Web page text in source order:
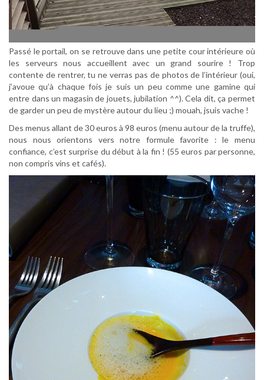
Passé le portail, on se retrouve dans une petite cour intérieure où
les serveurs nous accueillent avec un grand sourire ! Trop
contente de rentrer, tu ne verras pas de photos de l’intérieur (oui,
j’avoue qu’à chaque fois je suis un peu comme une gamine qui
entre dans un magasin de jouets, jubilation ^^). Cela dit, ça permet
de garder un peu de mystère autour du lieu ;) mouah, jsuis vache !
Des menus allant de 30 euros à 98 euros (menu autour de la truffe),
nous nous orientons vers notre formule favorite : le menu
confiance, c’est surprise du début à la fin ! (55 euros par personne,
non compris vins et cafés).